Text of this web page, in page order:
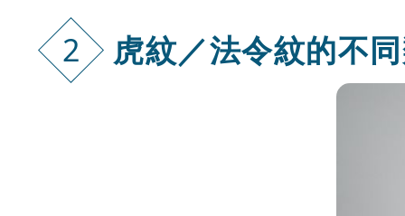
2 虎紋／法令紋的不